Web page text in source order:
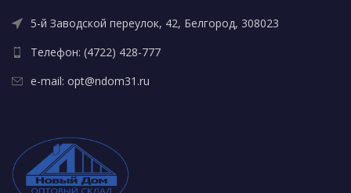
5-й Заводской переулок, 42, Белгород, 308023
Телефон: (4722) 428-777
e-mail: opt@ndom31.ru